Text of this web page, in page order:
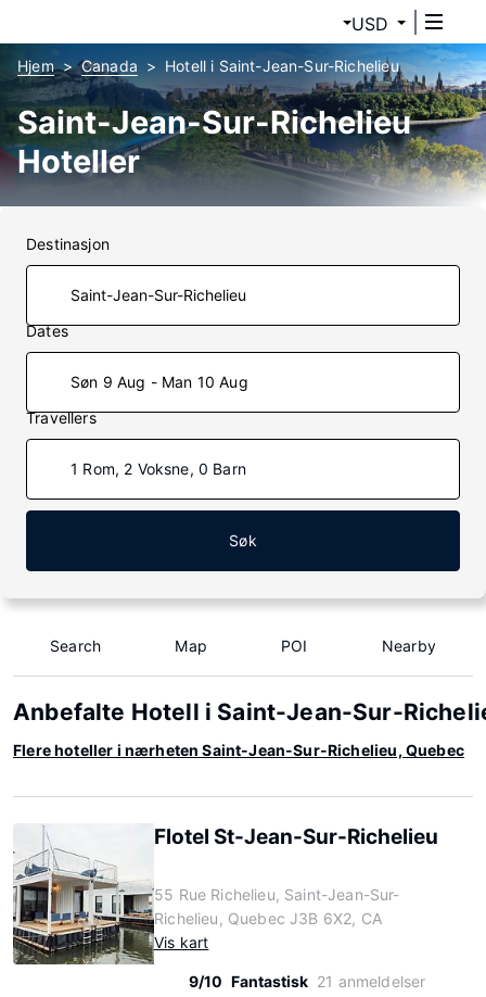
USD
Hjem Canada Hotell i Saint-Jean-Sur-Richelieu
Saint-Jean-Sur-Richelieu
Hoteller
Destinasjon
Dates
Søn 9 Aug - Man 10 Aug
Travellers
1 Rom, 2 Voksne, 0 Barn
Søk
Search Map POI Nearby
Anbefalte Hotell i Saint-Jean-Sur-
Flere hoteller i nærheten Saint-Jean-Sur-Richelieu, Quebec
Flotel St-Jean-Sur-Richelieu
55 Rue Richelieu, Saint-Jean-Sur-
Richelieu, Quebec J3B 6X2, CA
Vis kart
9/10 Fantastisk 21 anmeldelser